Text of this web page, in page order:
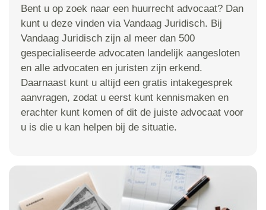
Bent u op zoek naar een huurrecht advocaat? Dan
kunt u deze vinden via Vandaag Juridisch. Bij
Vandaag Juridisch zijn al meer dan 500
gespecialiseerde advocaten landelijk aangesloten
en alle advocaten en juristen zijn erkend.
Daarnaast kunt u altijd een gratis intakegesprek
aanvragen, zodat u eerst kunt kennismaken en
erachter kunt komen of dit de juiste advocaat voor
u is die u kan helpen bij de situatie.